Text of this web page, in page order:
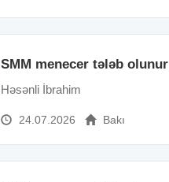
SMM menecer tələb olunur
Həsənli İbrahim
24.07.2026 Bakı